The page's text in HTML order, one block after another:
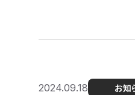
2024.09.18 お知